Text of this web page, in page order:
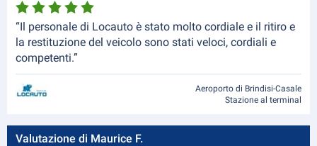
“Il personale di Locauto è stato molto cordiale e il ritiro e
la restituzione del veicolo sono stati veloci, cordiali e
competenti.”
Aeroporto di Brindisi-Casale
Stazione al terminal
Valutazione di Maurice F.